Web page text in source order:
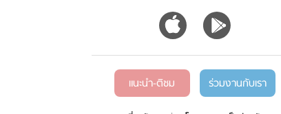
แนะนำ-ติชม ร่วมงานกับเรา